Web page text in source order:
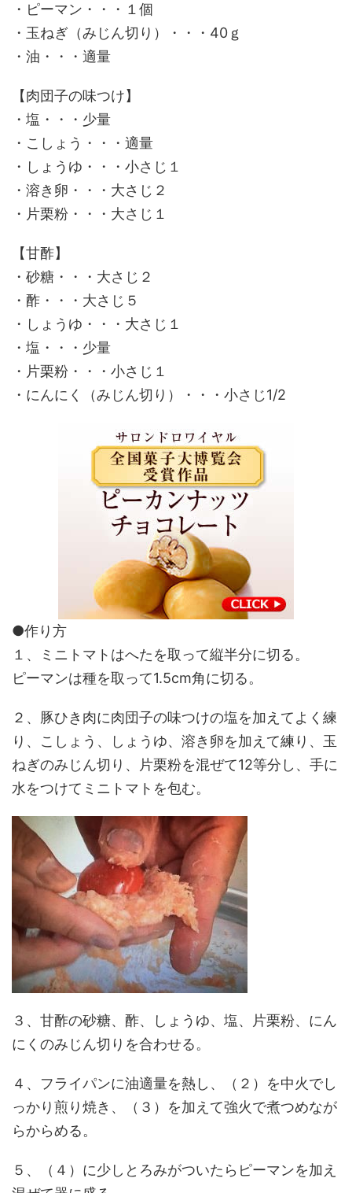
・ピーマン・・・１個
・玉ねぎ（みじん切り）・・・40ｇ
・油・・・適量
【肉団子の味つけ】
・塩・・・少量
・こしょう・・・適量
・しょうゆ・・・小さじ１
・溶き卵・・・大さじ２
・片栗粉・・・大さじ１
【甘酢】
・砂糖・・・大さじ２
・酢・・・大さじ５
・しょうゆ・・・大さじ１
・塩・・・少量
・片栗粉・・・小さじ１
・にんにく（みじん切り）・・・小さじ1/2
●作り方
１、ミニトマトはへたを取って縦半分に切る。
ピーマンは種を取って1.5cm角に切る。
２、豚ひき肉に肉団子の味つけの塩を加えてよく練
り、こしょう、しょうゆ、溶き卵を加えて練り、玉
ねぎのみじん切り、片栗粉を混ぜて12等分し、手に
水をつけてミニトマトを包む。
３、甘酢の砂糖、酢、しょうゆ、塩、片栗粉、にん
にくのみじん切りを合わせる。
４、フライパンに油適量を熱し、（２）を中火でし
っかり煎り焼き、（３）を加えて強火で煮つめなが
らからめる。
５、（４）に少しとろみがついたらピーマンを加え